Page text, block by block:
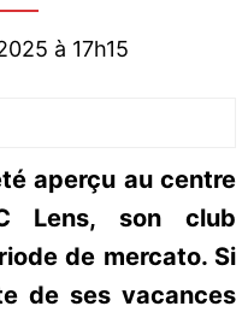
à 17h15
aperçu au centre
Lens, son club
de mercato. Si
de ses vacances